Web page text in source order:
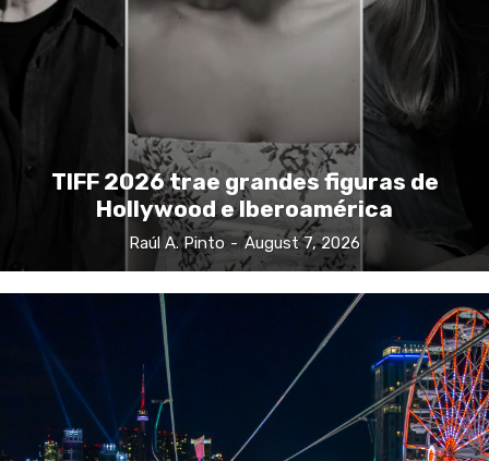
TIFF 2026 trae grandes figuras de
Hollywood e Iberoamérica
Raúl A. Pinto - August 7, 2026